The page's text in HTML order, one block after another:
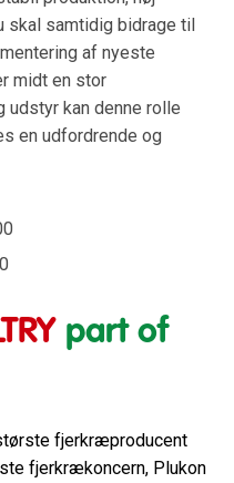
skal samtidig bidrage til
af nyeste
midt en stor
kan denne rolle
en udfordrende og
part of
fjerkræproducent
fjerkrækoncern, Plukon